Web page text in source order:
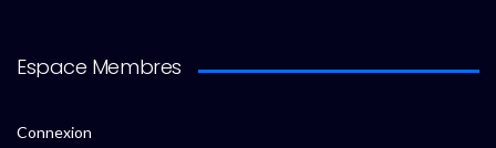
Espace Membres
Connexion